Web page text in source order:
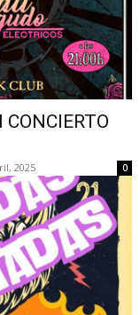
CONCIERTO
2025 0